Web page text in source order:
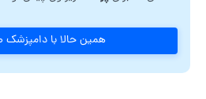
همین حالا با